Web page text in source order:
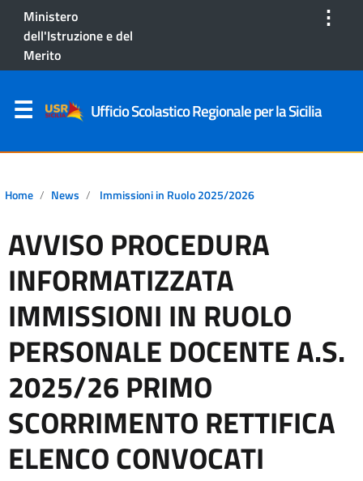
Ministero
dell'Istruzione e del
Merito
⋮
Ufficio Scolastico Regionale per la Sicilia
Home News Immissioni in Ruolo 2025/2026
AVVISO PROCEDURA
INFORMATIZZATA
IMMISSIONI IN RUOLO
PERSONALE DOCENTE A.S.
2025/26 PRIMO
SCORRIMENTO RETTIFICA
ELENCO CONVOCATI